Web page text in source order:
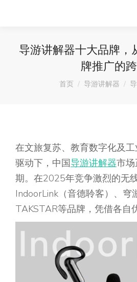
导游讲解器十大品牌，
牌推广的
您在这里：
首页 导游讲解器
在文旅复苏、教育数字化及
驱动下，中国导游讲解器市
期。在2025年竞争激烈的无
IndoorLink（音德聆客）、穹
TAKSTAR等品牌，凭借各自